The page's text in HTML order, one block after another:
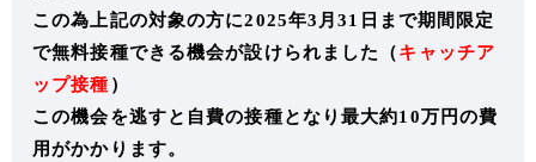
この為上記の対象の方に2025年3月31日まで期間限定
で無料接種できる機会が設けられました（キャッチア
ップ接種 ）
この機会を逃すと自費の接種となり最大約10万円の費
用がかかります。